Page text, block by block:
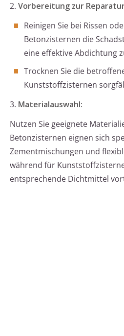
2. Vorbereitung zur
Reinigen Sie bei Rissen
Betonzisternen die
eine effektive Abdichtung
Trocknen Sie die
Kunststoffzisternen
3. Materialauswahl:
Nutzen Sie geeignete
Betonzisternen eignen sich
Zementmischungen und
während für
entsprechende Dichtmittel